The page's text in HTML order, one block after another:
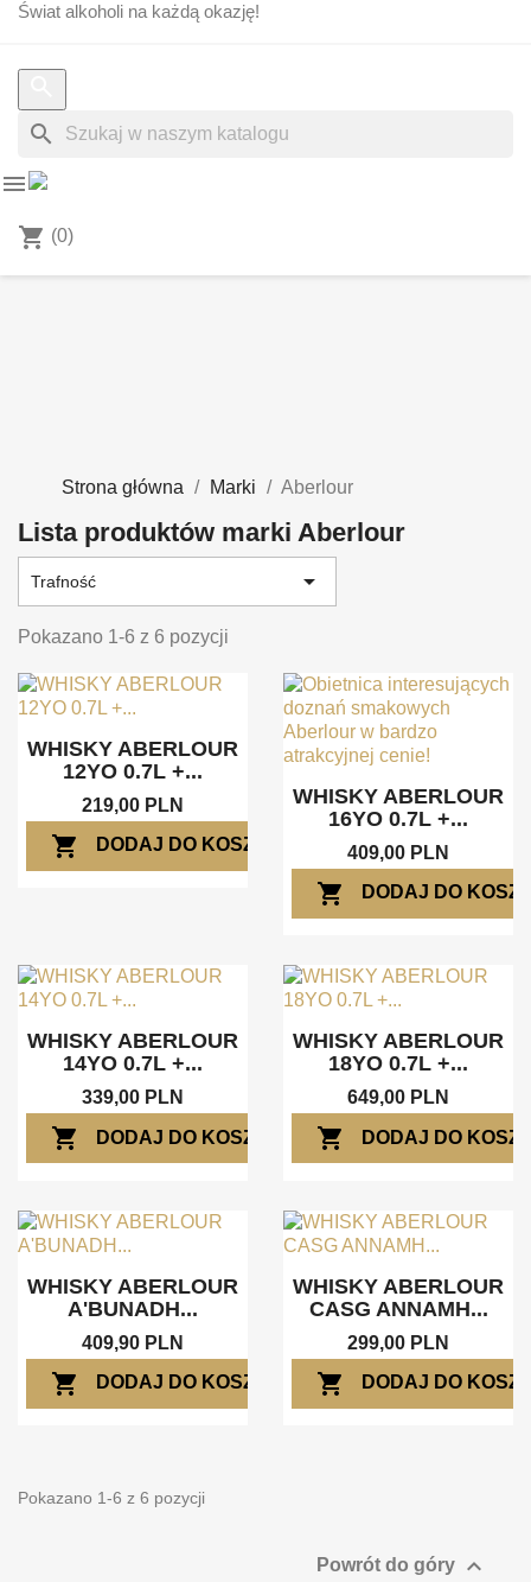
Świat alkoholi na każdą okazję!
search

shopping_cart (0)
Strona główna Marki Aberlour
Lista produktów marki Aberlour
Trafność 
Pokazano 1-6 z 6 pozycji
WHISKY ABERLOUR
12YO 0.7L +...
219,00 PLN
shopping_cart DODAJ DO KOSZYKA
WHISKY ABERLOUR
16YO 0.7L +...
409,00 PLN
shopping_cart DODAJ DO
WHISKY ABERLOUR
14YO 0.7L +...
339,00 PLN
shopping_cart DODAJ DO KOSZYKA
WHISKY ABERLOUR
18YO 0.7L +...
649,00 PLN
shopping_cart DODAJ DO
WHISKY ABERLOUR
A'BUNADH...
409,90 PLN
shopping_cart DODAJ DO KOSZYKA
WHISKY ABERLOUR
CASG ANNAMH...
299,00 PLN
shopping_cart DODAJ DO
Pokazano 1-6 z 6 pozycji
Powrót do góry 